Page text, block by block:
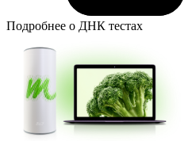
Подробнее о ДНК тестах